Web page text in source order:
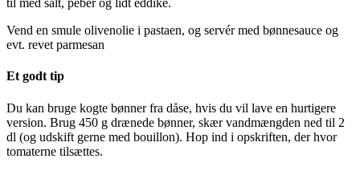
til med salt, peber og lidt eddike.
Vend en smule olivenolie i pastaen, og servér med bønnesauce og
evt. revet parmesan
Et godt tip
Du kan bruge kogte bønner fra dåse, hvis du vil lave en hurtigere
version. Brug 450 g drænede bønner, skær vandmængden ned til 2
dl (og udskift gerne med bouillon). Hop ind i opskriften, der hvor
tomaterne tilsættes.